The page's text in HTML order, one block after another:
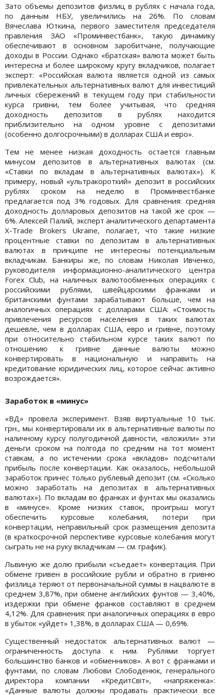
Зато объемы депозитов физлиц в рублях с начала года,
по данным НБУ, увеличились на 26%. По словам
Вячеслава Юткина, первого заместителя председателя
правления ЗАО «Проминвестбанк», такую динамику
обеспечивают в основном заробитчане, получающие
доходы в России. Однако «братская» валюта может быть
интересна и более широкому кругу вкладчиков, полагает
эксперт: «Российская валюта является одной из самых
привлекательных альтернативных валют для инвестиций
личных сбережений в текущем году при стабильности
курса гривни, тем более учитывая, что средняя
доходность депозитов в рублях находится
приблизительно на одном уровне с депозитами
(особенно долгосрочными) в долларах США и евро».
Тем не менее низкая доходность остается главным
минусом депозитов в альтернативных валютах (см.
«Ставки по вкладам в альтернативных валютах»). К
примеру, новый «ультракороткий» депозит в российских
рублях сроком на неделю в Проминвестбанке
предлагается под 3% годовых. Для сравнения: средняя
доходность долларовых депозитов на такой же срок —
6%. Алексей Палий, эксперт аналитического департамента
X-Trade Brokers Ukraine, полагает, что такие низкие
процентные ставки по депозитам в альтернативных
валютах в принципе не интересны потенциальным
вкладчикам. Банкиры же, по словам Николая Ивченко,
руководителя информационно-аналитического центра
Forex Club, на наличных валютообменных операциях с
российскими рублями, швейцарскими франками и
британскими фунтами зарабатывают больше, чем на
аналогичных операциях с долларами США: «Стоимость
привлечения ресурсов населения в таких валютах
дешевле, чем в долларах США, евро и гривне, поэтому
при относительно стабильном курсе таких валют по
отношению к гривне данные валюты можно
конвертировать в национальную и направить на
кредитование юридических лиц, которое сейчас активно
возрождается».
Заработок в «минус»
«ВД» провела эксперимент. Взяв виртуальные 10 тыс.
грн., мы конвертировали их в альтернативные валюты по
наличному курсу полугодичной давности, «вложили» эти
деньги сроком на полгода по средним на тот момент
ставкам, а по истечении срока «вкладов» подсчитали
прибыль после конвертации. Как оказалось, небольшой
заработок принес только рублевый депозит (см. «Сколько
можно заработать на депозитах в альтернативных
валютах»). По вкладам во франках и фунтах мы оказались
в «минусе». Кроме низких ставок, проигрыш могут
обеспечить курсовые колебания, потери при
конвертации, неправильный срок размещения депозита
(в краткосрочной перспективе курсовые колебания могут
сыграть не на руку вкладчикам — см. график).
Львиную же долю прибыли «съедает» конвертация. При
обмене гривен в российские рубли и обратно в гривню
физлица теряют от первоначальной суммы в нацвалюте в
среднем 3,87%, при обмене английских фунтов — 3,40%,
издержки при обмене франков составляют в среднем
4,12%. Для сравнения: при аналогичных операциях в евро
в убыток «уйдет» 1,38%, в долларах США — 0,69%.
Существенный недостаток альтернативных валют —
ограниченность доступа к ним. Рублями торгует
большинство банков и «обменников». А вот с франками и
фунтами, по словам Любови Слободенюк, генерального
директора компании «КредитСвіт», «напряженка»:
«Данные валюты должны продавать практически все